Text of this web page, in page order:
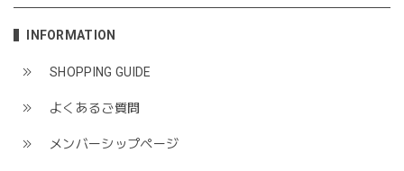
INFORMATION
SHOPPING GUIDE
よくあるご質問
メンバーシップページ